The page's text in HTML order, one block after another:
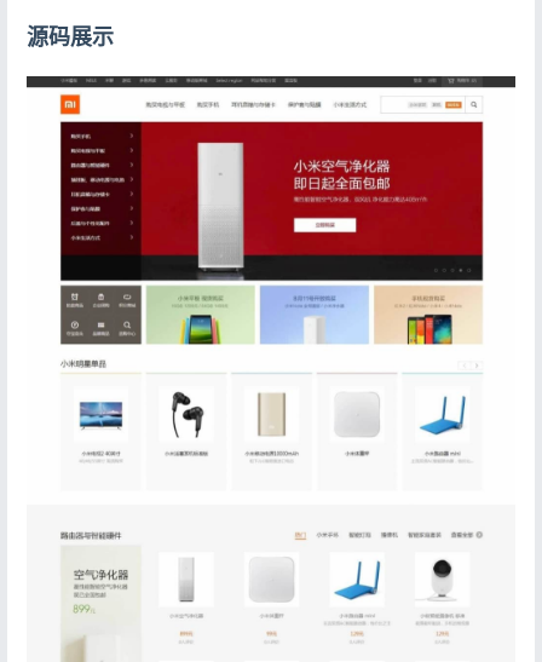
源码展示